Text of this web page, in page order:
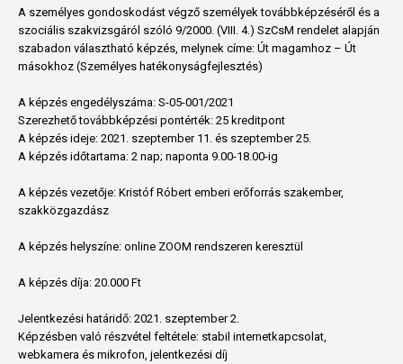
A személyes gondoskodást végző személyek továbbképzéséről és a
szociális szakvizsgáról szóló 9/2000. (VIII. 4.) SzCsM rendelet alapján
szabadon választható képzés, melynek címe: Út magamhoz – Út
másokhoz (Személyes hatékonyságfejlesztés)
A képzés engedélyszáma: S-05-001/2021
Szerezhető továbbképzési pontérték: 25 kreditpont
A képzés ideje: 2021. szeptember 11. és szeptember 25.
A képzés időtartama: 2 nap; naponta 9.00-18.00-ig
A képzés vezetője: Kristóf Róbert emberi erőforrás szakember,
szakközgazdász
A képzés helyszíne: online ZOOM rendszeren keresztül
A képzés díja: 20.000 Ft
Jelentkezési határidő: 2021. szeptember 2.
Képzésben való részvétel feltétele: stabil internetkapcsolat,
webkamera és mikrofon, jelentkezési díj